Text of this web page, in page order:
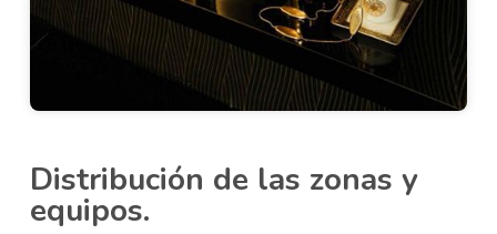
Distribución de las zonas y
equipos.